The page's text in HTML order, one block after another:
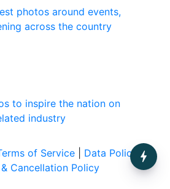
photos around events,
across the country
to inspire the nation on
industry
of Service Data Policy
|
Cancellation Policy